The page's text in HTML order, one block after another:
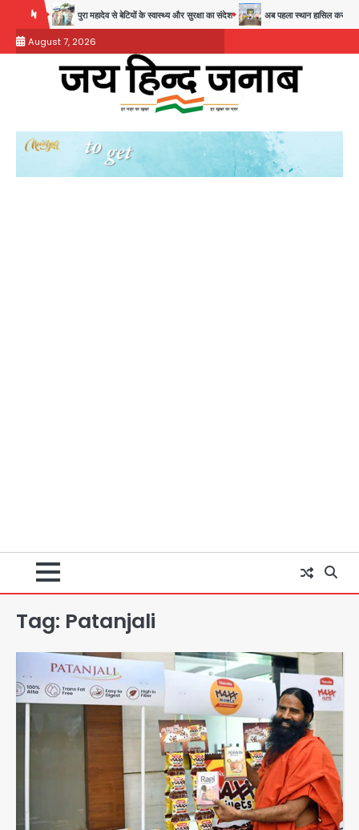
content
पुरा महादेव से बेटियों के स्वास्थ्य और सुरक्षा का संदेश अब पहला स्थान हासिल करना लक्ष्य: डीएम
August 7, 2026
Tag: Patanjali
पुरा महादेव से बेटियों के स्वास्थ्य और सुरक्षा का
संदेश
Team JHJ
अब पहला स्थान हासिल करना लक्ष्य: डीएम
Team JHJ